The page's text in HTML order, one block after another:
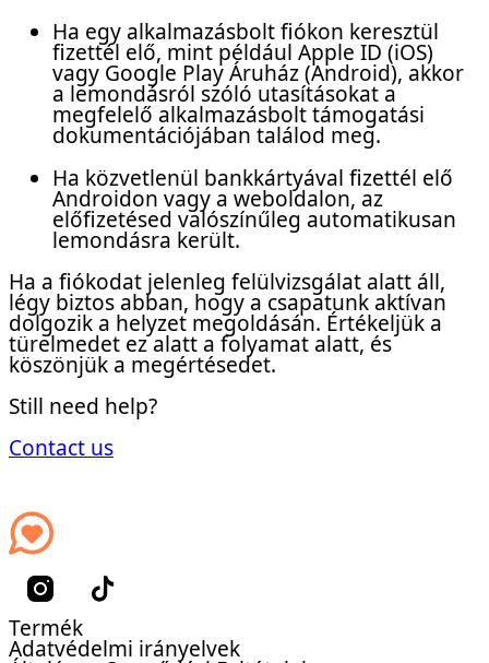
Ha egy alkalmazásbolt fiókon keresztül
fizettél elő, mint például Apple ID (iOS)
vagy Google Play Áruház (Android), akkor
a lemondásról szóló utasításokat a
megfelelő alkalmazásbolt támogatási
dokumentációjában találod meg.
Ha közvetlenül bankkártyával fizettél elő
Androidon vagy a weboldalon, az
előfizetésed valószínűleg automatikusan
lemondásra került.
Ha a fiókodat jelenleg felülvizsgálat alatt áll,
légy biztos abban, hogy a csapatunk aktívan
dolgozik a helyzet megoldásán. Értékeljük a
türelmedet ez alatt a folyamat alatt, és
köszönjük a megértésedet.
Still need help?
Contact us
Termék
Adatvédelmi irányelvek